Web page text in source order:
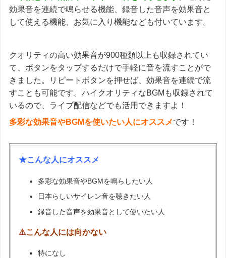
効果音を連続で鳴らせる機能、録音した音声を効果音と
して使える機能、お気に入り機能なども付いています。
クオリティの高い効果音が900種類以上も収録されてい
て、ボタンをタップするだけで手軽に音を流すことがで
きました。リピートボタンを押せば、効果音を連続で流
すことも可能です。ハイクオリティなBGMも収録されて
いるので、ライブ配信などでも活用できますよ！
多彩な効果音やBGMを使いたい人にオススメです！
★こんな人にオススメ
多彩な効果音やBGMを鳴らしたい人
日本らしいサイレン音を聴きたい人
録音した音声を効果音として使いたい人
⚠こんな人には向かない
特になし